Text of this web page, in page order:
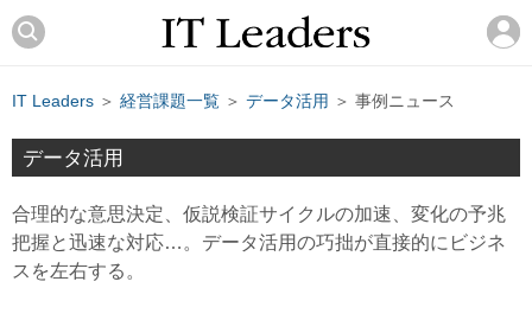
IT Leaders ＞ 経営課題一覧 ＞ データ活用 ＞ 事例ニュース
データ活用
合理的な意思決定、仮説検証サイクルの加速、変化の予兆
把握と迅速な対応…。データ活用の巧拙が直接的にビジネ
スを左右する。